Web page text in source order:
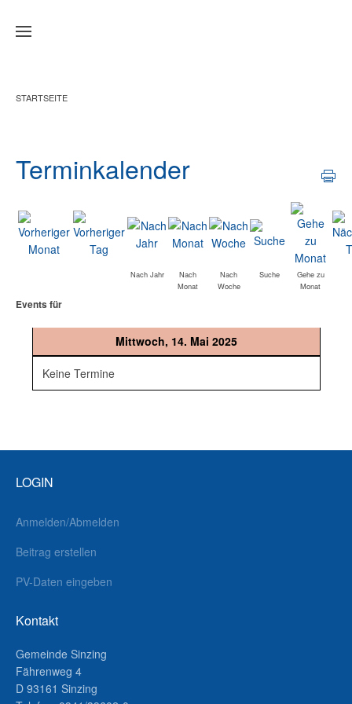
Zum Hauptinhalt springen
STARTSEITE
Terminkalender
Nach Jahr
Nach
Monat
Nach
Woche
Suche
Gehe zu
Monat
Events für
Mittwoch, 14. Mai 2025
Keine Termine
LOGIN
Anmelden/Abmelden
Beitrag erstellen
PV-Daten eingeben
Kontakt
Gemeinde Sinzing
Fährenweg 4
D 93161 Sinzing